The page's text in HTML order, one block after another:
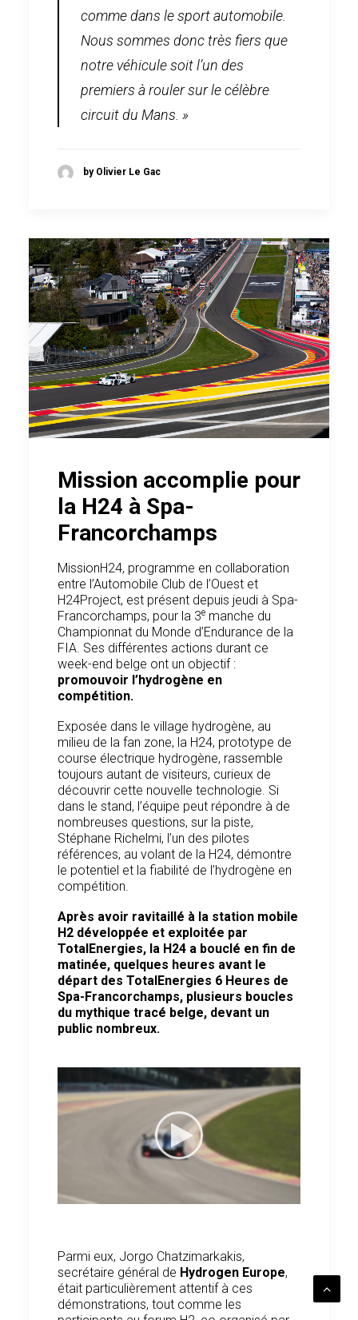
comme dans le sport automobile.
Nous sommes donc très fiers que
notre véhicule soit l’un des
premiers à rouler sur le célèbre
circuit du Mans. »
by Olivier Le Gac
Mission accomplie pour
la H24 à Spa-
Francorchamps
MissionH24, programme en collaboration
entre l’Automobile Club de l’Ouest et
H24Project, est présent depuis jeudi à Spa-
Francorchamps, pour la 3e manche du
Championnat du Monde d’Endurance de la
FIA. Ses différentes actions durant ce
week-end belge ont un objectif :
promouvoir l’hydrogène en
compétition.
Exposée dans le village hydrogène, au
milieu de la fan zone, la H24, prototype de
course électrique hydrogène, rassemble
toujours autant de visiteurs, curieux de
découvrir cette nouvelle technologie. Si
dans le stand, l’équipe peut répondre à de
nombreuses questions, sur la piste,
Stéphane Richelmi, l’un des pilotes
références, au volant de la H24, démontre
le potentiel et la fiabilité de l’hydrogène en
compétition.
Après avoir ravitaillé à la station mobile
H2 développée et exploitée par
TotalEnergies, la H24 a bouclé en fin de
matinée, quelques heures avant le
départ des TotalEnergies 6 Heures de
Spa-Francorchamps, plusieurs boucles
du mythique tracé belge, devant un
public nombreux.
Parmi eux, Jorgo Chatzimarkakis,
secrétaire général de Hydrogen Europe,
était particulièrement attentif à ces
démonstrations, tout comme les